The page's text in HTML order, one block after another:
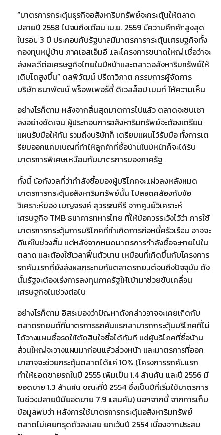
“มาตรการกระตุ้นธุรกิจอสังหาริมทรัพย์จะกระตุ้นให้ตลาด
ปลายปี 2558 ไปจนถึงเดือน เม.ย. 2559 มีความคึกคักสูงสุด
ในรอบ 3 ปี ประกอบกับรัฐบาลมีมาตรการกระตุ้นเศรษฐกิจทั้ง
กองทุนหมู่บ้าน ภาคเอสเอ็มอี และโครงการขนาดใหญ่ เชื่อว่าจะ
ส่งผลดีต่อเศรษฐกิจไทยในปีหน้าและตลาดอสังหาริมทรัพย์ให้
เติบโตสูงขึ้น” ดลพิวัฒน์ ปรีดาวิภาต กรรมการผู้จัดการ
บริษัท ธนาพัฒน์ พร็อพเพอร์ตี้ ดิเวลล็อป เมนท์ ให้ความเห็น
อย่างไรก็ตาม หลังจากสิ้นสุดมาตการไปแล้ว ตลาดจะซบเซา
ลงอย่างชัดเจน ผู้ประกอบการอสังหาริมทรัพย์จะต้องเตรียม
แผนรับมือให้ทัน รวมถึงบริษัทก็ เตรียมแผนไว้รับมือ ทั้งการเต
รียมออกแคมเปญที่ทำให้ลูกค้าที่ซื้อบ้านในปีหน้าก็จะได้รับ
มาตรการพิเศษเหมือนกับมาตรการของภาครัฐ
ทั้งนี้ ข้อกังวลที่ว่ากำลังซื้อของผู้บริโภคจะแผ่วลงหลังหมด
มาตรการกระตุ้นอสังหาริมทรัพย์นั้น ไปสอดคล้องกับข้อ
วิเคราะห์ของ เบญจรงค์ สุวรรณคีรี จากศูนย์วิเคราะห์
เศรษฐกิจ TMB ธนาคารทหารไทย ที่ให้ข้อควรระวังไว้ว่า การใช้
มาตรการกระตุ้นการบริโภคที่ทำเกิดการก่อหนี้ครัวเรือน อาจจะ
ดีแค่ในช่วงสั้น แต่หลังจากหมดมาตรการกำลังซื้อจะหายไปใน
ตลาด และต้องใช้เวลาฟื้นตัวนาน เหมือนที่เกิดขึ้นกับโครงการ
รถคันแรกที่ยังส่งผลกระทบกับตลาดรถยนต์จนถึงปัจจุบัน ดัง
นั้นรัฐจะต้องเร่งการลงทุนภาครัฐให้เข้ามาช่วยขับเคลื่อน
เศรษฐกิจในช่วงต่อไป
อย่างไรก็ตาม อิสระมองว่าปัญหาดังกล่าวอาจจะเคยเกิดกับ
ตลาดรถยนต์ที่มาตรการรถคันแรกสามารถกระตุ้นบริโภคที่ไม่
ได้วางแผนซื้อรถให้ตัดสินใจซื้อได้ทันที แต่ผู้บริโภคที่ซื้อบ้าน
ส่วนใหญ่จะวางแผนมาก่อนแล้วล่วงหน้า และมาตรการที่ออก
มาอาจจะช่วยกระตุ้นตลาดได้แค่ 10% (โครงการรถคันแรก
ทำให้ยอดขายรถในปี 2555 เพิ่มเป็น 1.4 ล้านคัน และปี 2556 มี
ยอดขาย 1.3 ล้านคัน ขณะที่ปี 2554 ซึ่งเป็นปีที่เริ่มใช้มาตรการ
ในช่วงปลายปีมียอดขาย 7.9 แสนคัน) นอกจากนี้ จากการเก็บ
ข้อมูลพบว่า หลังการใช้มาตรการกระตุ้นอสังหาริมทรัพย์
ตลาดไม่เคยทรุดตัวลงเลย ยกเว้นปี 2554 เนื่องจากประสบ